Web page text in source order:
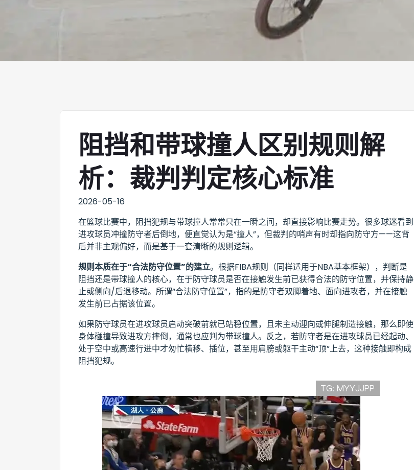
阻挡和带球撞人区别规则解
析：裁判判定核心标准
2026-05-16
在篮球比赛中，阻挡犯规与带球撞人常常只在一瞬之间，却直接影响比赛走势。很多球迷看到
进攻球员冲撞防守者后倒地，便直觉认为是“撞人”，但裁判的哨声有时却指向防守方——这背
后并非主观偏好，而是基于一套清晰的规则逻辑。
规则本质在于“合法防守位置”的建立。根据FIBA规则（同样适用于NBA基本框架），判断是
阻挡还是带球撞人的核心，在于防守球员是否在接触发生前已获得合法的防守位置，并保持静
止或侧向/后退移动。所谓“合法防守位置”，指的是防守者双脚着地、面向进攻者，并在接触
发生前已占据该位置。
如果防守球员在进攻球员启动突破前就已站稳位置，且未主动迎向或伸腿制造接触，那么即使
身体碰撞导致进攻方摔倒，通常也应判为带球撞人。反之，若防守者是在进攻球员已经起动、
处于空中或高速行进中才匆忙横移、插位，甚至用肩膀或躯干主动“顶”上去，这种接触即构成
阻挡犯规。